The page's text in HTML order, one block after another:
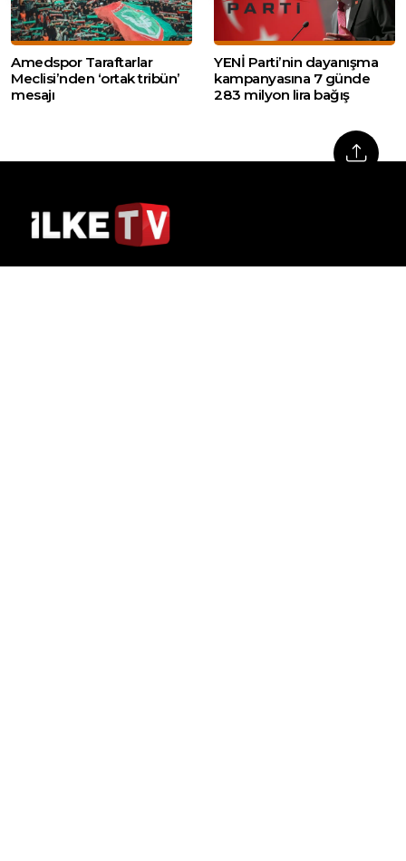
Amedspor Taraftarlar
Meclisi’nden ‘ortak tribün’
mesajı
YENİ Parti’nin dayanışma
kampanyasına 7 günde
283 milyon lira bağış